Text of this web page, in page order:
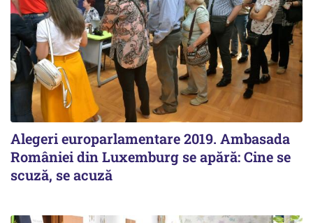
Alegeri europarlamentare 2019. Ambasada
României din Luxemburg se apără: Cine se
scuză, se acuză